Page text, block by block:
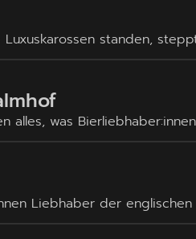
standen,
alles, was
Liebhaber der